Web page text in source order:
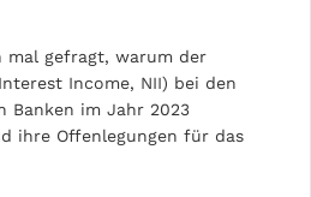
mal gefragt, warum der
Income, NII) bei den
Banken im Jahr 2023
ihre Offenlegungen für das